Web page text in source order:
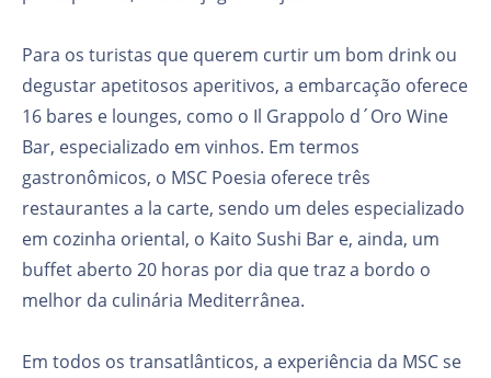
Para os turistas que querem curtir um bom drink ou
degustar apetitosos aperitivos, a embarcação oferece
16 bares e lounges, como o Il Grappolo d´Oro Wine
Bar, especializado em vinhos. Em termos
gastronômicos, o MSC Poesia oferece três
restaurantes a la carte, sendo um deles especializado
em cozinha oriental, o Kaito Sushi Bar e, ainda, um
buffet aberto 20 horas por dia que traz a bordo o
melhor da culinária Mediterrânea.
Em todos os transatlânticos, a experiência da MSC se